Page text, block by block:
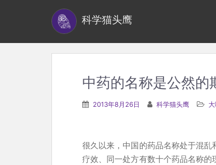
科学猫头鹰
中药的名称是公然的
2013年8月26日 科学猫头鹰
很久以来，中国的药品名称处于混
疗效、同一处方有数十个药品名称